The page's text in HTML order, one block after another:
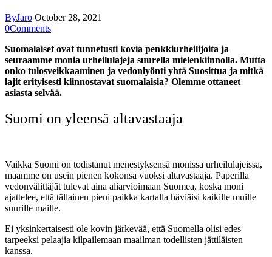
ByJaro October 28, 2021
0Comments
Suomalaiset ovat tunnetusti kovia penkkiurheilijoita ja
seuraamme monia urheilulajeja suurella mielenkiinnolla. Mutta
onko tulosveikkaaminen ja vedonlyönti yhtä Suosittua ja mitkä
lajit erityisesti kiinnostavat suomalaisia? Olemme ottaneet
asiasta selvää.
Suomi on yleensä altavastaaja
Vaikka Suomi on todistanut menestyksensä monissa urheilulajeissa,
maamme on usein pienen kokonsa vuoksi altavastaaja. Paperilla
vedonvälittäjät tulevat aina aliarvioimaan Suomea, koska moni
ajattelee, että tällainen pieni paikka kartalla häviäisi kaikille muille
suurille maille.
Ei yksinkertaisesti ole kovin järkevää, että Suomella olisi edes
tarpeeksi pelaajia kilpailemaan maailman todellisten jättiläisten
kanssa.